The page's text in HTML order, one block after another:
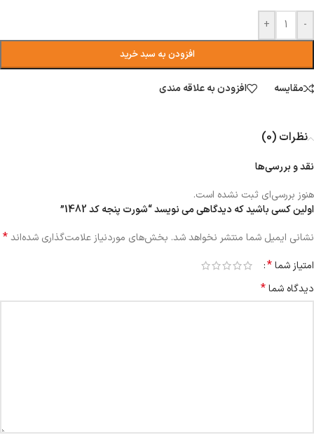
-
+
افزودن به سبد خرید
مقایسه افزودن به علاقه مندی
نظرات (0)
نقد و بررسی‌ها
هنوز بررسی‌ای ثبت نشده است.
اولین کسی باشید که دیدگاهی می نویسد “شورت پنجه کد 1482”
نشانی ایمیل شما منتشر نخواهد شد. بخش‌های موردنیاز علامت‌گذاری شده‌اند*
امتیاز شما*
دیدگاه شما*